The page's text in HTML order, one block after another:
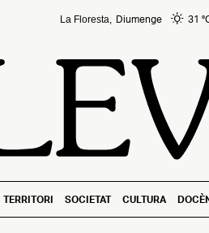
La Floresta, Diumenge 31 °
TERRITORI SOCIETAT CULTURA